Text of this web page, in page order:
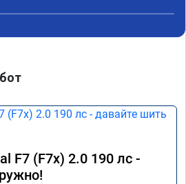
F7 (F7x) 2.0 190 лс -